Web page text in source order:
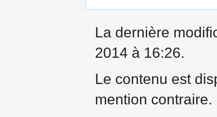
La dernière
2014 à 16:26.
Le contenu est
mention contraire.